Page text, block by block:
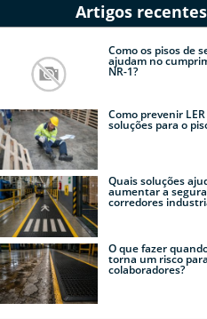
Artigos recentes
Como os pisos de
ajudam no
NR-1?
Como prevenir
soluções para o
Quais soluções
aumentar a
corredores
O que fazer
torna um risco
colaboradores?